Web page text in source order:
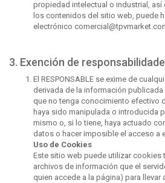
propiedad intelectual o industrial,
los contenidos del sitio web, puede
electrónico
3. Exención de
El RESPONSABLE se exime de
derivada de la información
que no tenga conocimiento efectivo
haya sido manipulada o introducida
mismo o, si lo tiene, haya actuado
datos o hacer imposible el acceso a
Uso de Cookies
Este sitio web puede utilizar cookies
archivos de información que el
quien accede a la página) para llevar